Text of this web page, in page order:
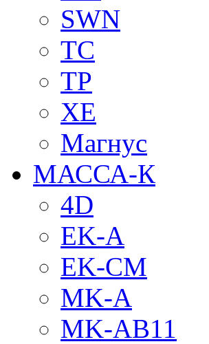
SWN
TC
TP
XE
Магнус
МАССА-К
4D
EK-A
EK-CM
MK-A
MK-AB11